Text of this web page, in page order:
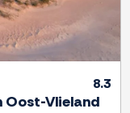
8.3
Oost-Vlieland